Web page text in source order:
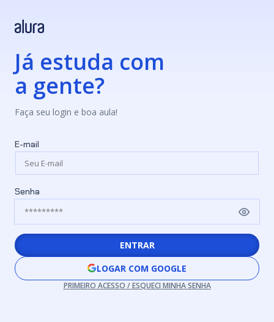
Já estuda com
a gente?
Faça seu login e boa aula!
E-mail
Senha
ENTRAR
LOGAR COM GOOGLE
PRIMEIRO ACESSO / ESQUECI MINHA SENHA